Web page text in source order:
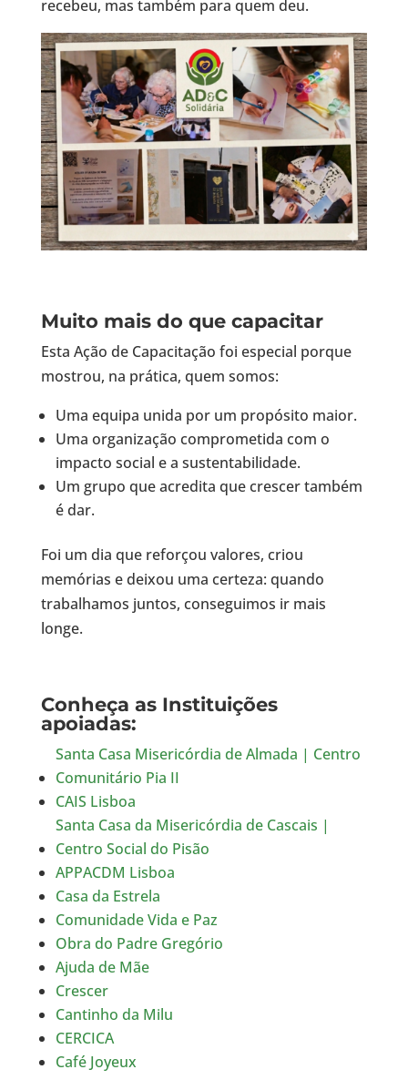
recebeu, mas também para quem deu.
Muito mais do que capacitar
Esta Ação de Capacitação foi especial porque
mostrou, na prática, quem somos:
Uma equipa unida por um propósito maior.
Uma organização comprometida com o
impacto social e a sustentabilidade.
Um grupo que acredita que crescer também
é dar.
Foi um dia que reforçou valores, criou
memórias e deixou uma certeza: quando
trabalhamos juntos, conseguimos ir mais
longe.
Conheça as Instituições
apoiadas:
Santa Casa Misericórdia de Almada | Centro
Comunitário Pia II
CAIS Lisboa
Santa Casa da Misericórdia de Cascais |
Centro Social do Pisão
APPACDM Lisboa
Casa da Estrela
Comunidade Vida e Paz
Obra do Padre Gregório
Ajuda de Mãe
Crescer
Cantinho da Milu
CERCICA
Café Joyeux